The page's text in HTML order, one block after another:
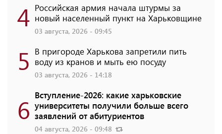
4 Российская армия начала штурмы за
новый населенный пункт на Харьковщине
03 августа, 2026 - 09:45
5 В пригороде Харькова запретили пить
воду из кранов и мыть ею посуду
03 августа, 2026 - 14:18
6 Вступление-2026: какие харьковские
университеты получили больше всего
заявлений от абитуриентов
04 августа, 2026 - 09:48